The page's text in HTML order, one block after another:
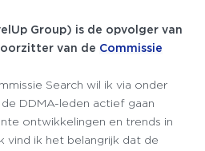
Group) is de opvolger van
van de Commissie
Search wil ik via onder
DDMA-leden actief gaan
ontwikkelingen en trends in
vind ik het belangrijk dat de